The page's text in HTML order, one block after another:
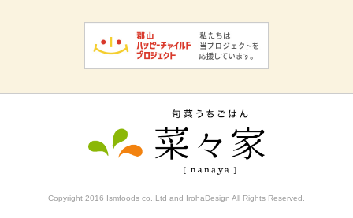
Copyright 2016 Ismfoods co.,Ltd and IrohaDesign All Rights Reserved.